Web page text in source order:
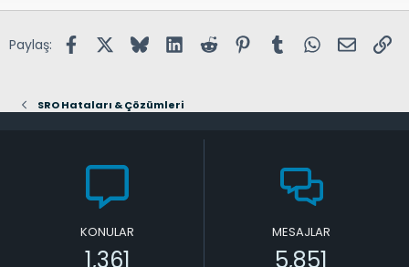
Paylaş: FacebookX (Twitter)
BlueskyLinkedInReddit PinterestTumblr WhatsApp
E-posta
SRO Hataları & Çözümleri
KONULAR
1,361
MESAJLAR
5,851